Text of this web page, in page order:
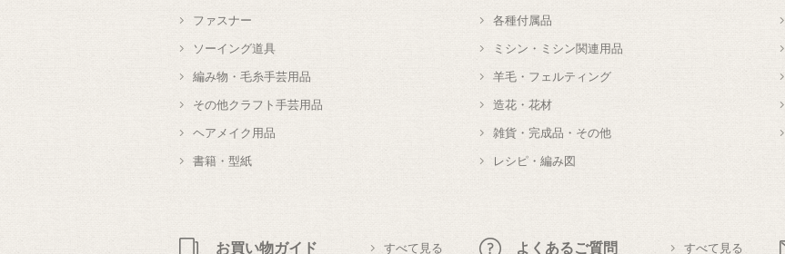
ファスナー 各種付属品
ソーイング道具 ミシン・ミシン関連用品
編み物・毛糸手芸用品 羊毛・フェルティング
その他クラフト手芸用品 造花・花材
ヘアメイク用品 雑貨・完成品・その他
書籍・型紙 レシピ・編み図
お買い物ガイド すべて見る よくあるご質問 すべて見る